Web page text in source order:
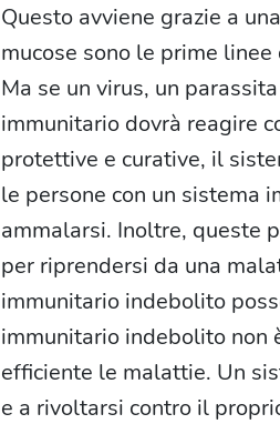
Questo avviene grazie a
mucose sono le prime
Ma se un virus, un
immunitario dovrà reagire
protettive e curative, il
le persone con un sistema
ammalarsi. Inoltre, queste
per riprendersi da una
immunitario indebolito
immunitario indebolito non
efficiente le malattie. Un
e a rivoltarsi contro il